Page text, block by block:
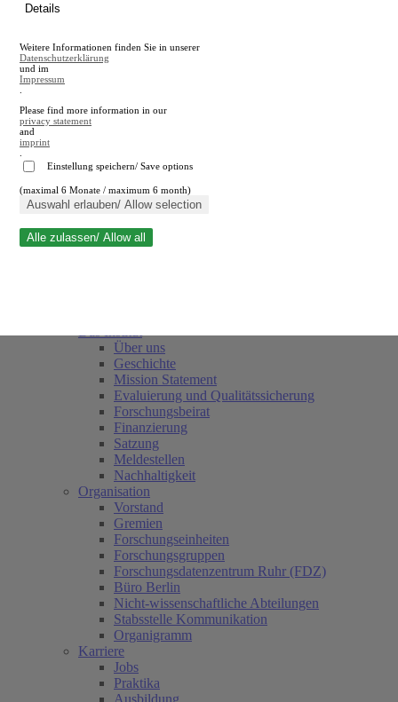
en
A
A
Suche schließen
Über uns
Geschichte
Mission Statement
Evaluierung und Qualitätssicherung
Forschungsbeirat
Finanzierung
Satzung
Meldestellen
Nachhaltigkeit
Organisation
Vorstand
Gremien
Forschungseinheiten
Forschungsgruppen
Forschungsdatenzentrum Ruhr (FDZ)
Büro Berlin
Nicht-wissenschaftliche Abteilungen
Stabsstelle Kommunikation
Organigramm
Karriere
Jobs
Praktika
Ausbildung
Details
Weitere Informationen finden Sie in unserer
Datenschutzerklärung
und im
Impressum
Please find more information in our
privacy statement
and
imprint
Einstellung speichern/ Save options
(maximal 6 Monate / maximum 6 month)
Auswahl erlauben/ Allow selection
Alle zulassen/ Allow all